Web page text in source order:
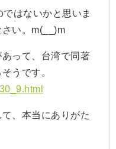
はないかと思いま
い。m(__)m
って、台湾で同著
うです。
、本当にありがた